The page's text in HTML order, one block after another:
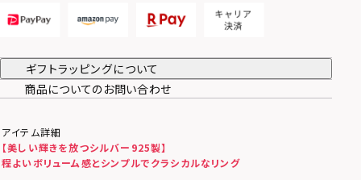
ギフトラッピングについて
商品についてのお問い合わせ
アイテム詳細
【美しい輝きを放つシルバー925製】
程よいボリューム感とシンプルでクラシカルなリング